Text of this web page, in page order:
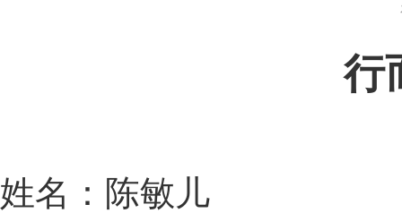
行
姓名：陈敏儿